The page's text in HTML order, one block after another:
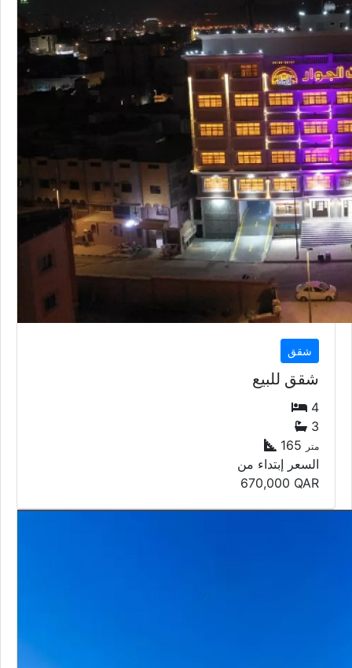
شقق
شقق للبيع
4
3
165 متر
السعر إبتداء من
670,000 QAR